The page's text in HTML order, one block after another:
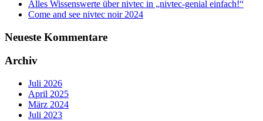
Alles Wissenswerte über nivtec in „nivtec-genial einfach!“
Come and see nivtec noir 2024
Neueste Kommentare
Archiv
Juli 2026
April 2025
März 2024
Juli 2023